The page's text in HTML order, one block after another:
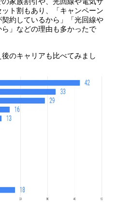
ト割もあり、「キャンペーン
約しているから」「光回線や
」などの理由も多かったで
のキャリアも比べてみまし